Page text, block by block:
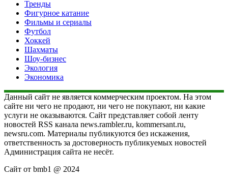
Тренды
Фигурное катание
Фильмы и сериалы
Футбол
Хоккей
Шахматы
Шоу-бизнес
Экология
Экономика
Данный сайт не является коммерческим проектом. На этом
сайте ни чего не продают, ни чего не покупают, ни какие
услуги не оказываются. Сайт представляет собой ленту
новостей RSS канала news.rambler.ru, kommersant.ru,
newsru.com. Материалы публикуются без искажения,
ответственность за достоверность публикуемых новостей
Администрация сайта не несёт.
Сайт от bmb1 @ 2024